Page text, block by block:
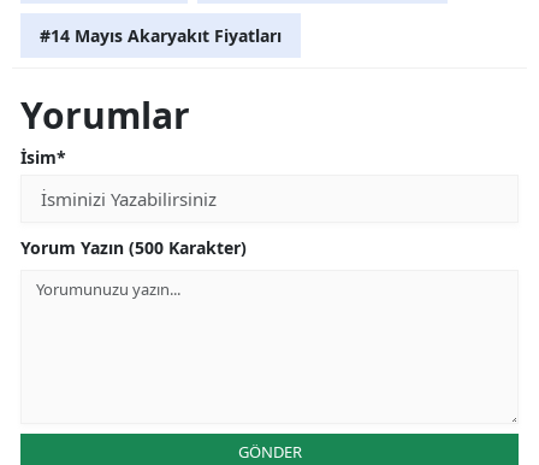
#14 Mayıs Akaryakıt Fiyatları
Yorumlar
İsim*
Yorum Yazın (500 Karakter)
GÖNDER